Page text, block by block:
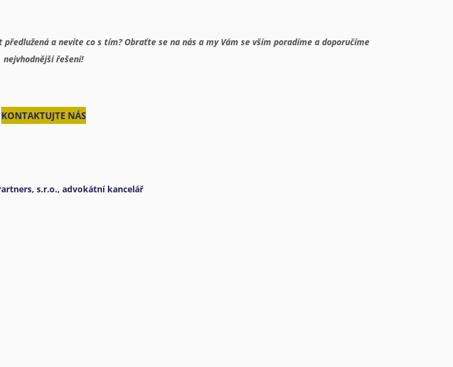
a nevíte co s tím? Obraťte se na nás a my Vám se vším poradíme a doporučíme
nejvhodnější řešení!
KONTAKTUJTE NÁS
s.r.o., advokátní kancelář